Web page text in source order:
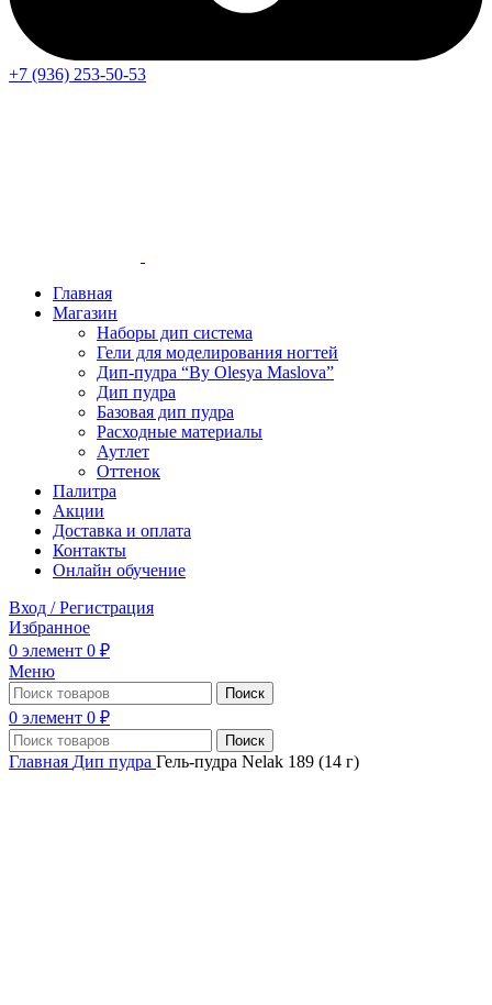
+7 (936) 253-50-53
Главная
Магазин
Наборы дип система
Гели для моделирования ногтей
Дип-пудра “By Olesya Maslova”
Дип пудра
Базовая дип пудра
Расходные материалы
Аутлет
Оттенок
Палитра
Акции
Доставка и оплата
Контакты
Онлайн обучение
Вход / Регистрация
Избранное
0 элемент 0 ₽
Меню
Поиск
0 элемент 0 ₽
Поиск
Главная Дип пудра Гель-пудра Nelak 189 (14 г)